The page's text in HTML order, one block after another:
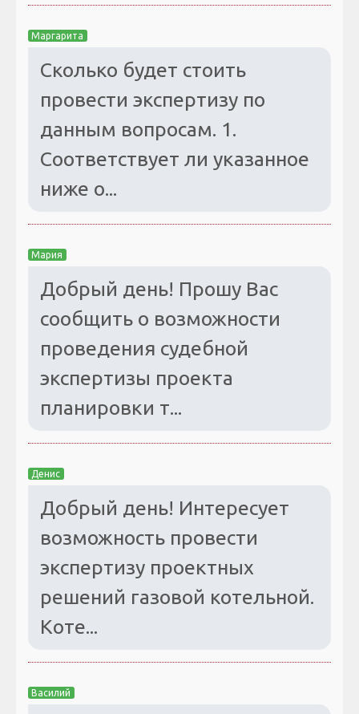
Маргарита
Сколько будет стоить
провести экспертизу по
данным вопросам. 1.
Соответствует ли указанное
ниже о...
Мария
Добрый день! Прошу Вас
сообщить о возможности
проведения судебной
экспертизы проекта
планировки т...
Денис
Добрый день! Интересует
возможность провести
экспертизу проектных
решений газовой котельной.
Коте...
Василий